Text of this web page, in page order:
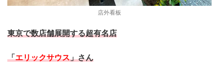
店外看板
東京で数店舗展開する超有名店
「エリックサウス」さん